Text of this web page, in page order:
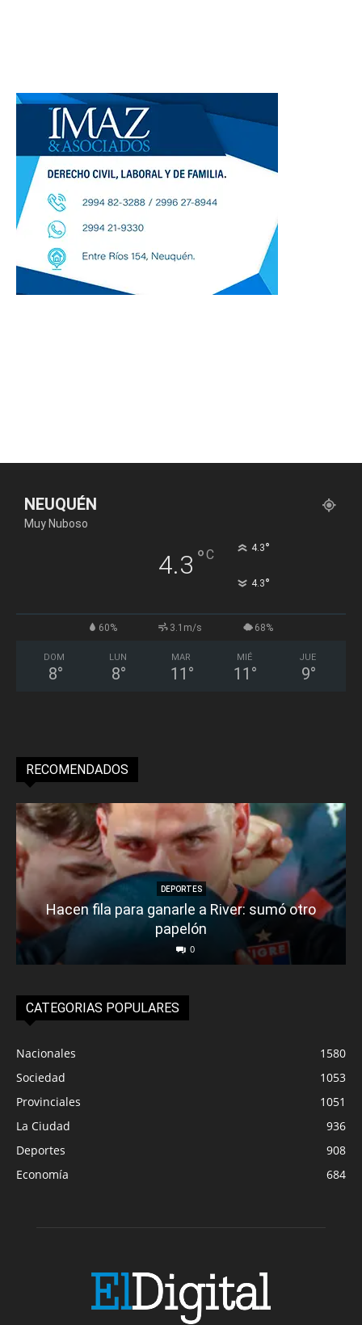
NEUQUÉN
Muy Nuboso
4.3 °C 4.3°
4.3°
60% 3.1m/s 68%
DOM
8°
LUN
8°
MAR
11 °
MIÉ
11 °
JUE
9°
RECOMENDADOS
DEPORTES
Hacen fila para ganarle a River: sumó otro
papelón
0
CATEGORIAS POPULARES
Nacionales
1580
Sociedad
1053
Provinciales
1051
La Ciudad
936
Deportes
908
Economía
684